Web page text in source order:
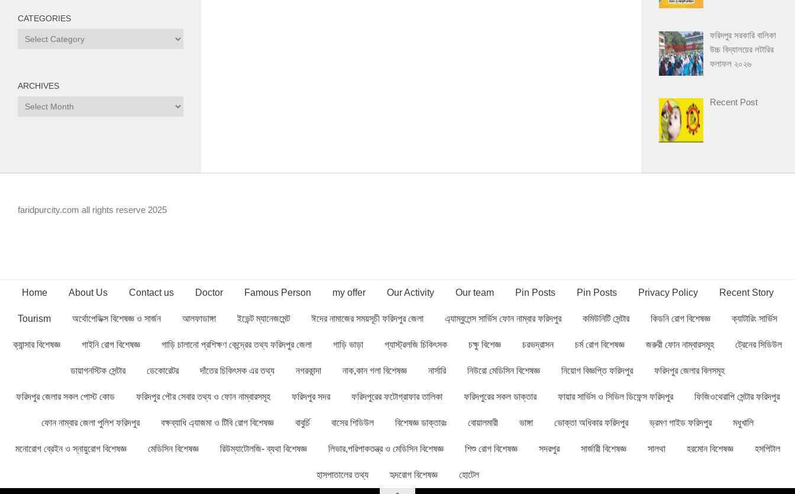
CATEGORIES
Categories
ARCHIVES
Archives
ফরিদপুর সরকারি বালিকা
উচ্চ বিদ্যালয়ের লটারির
ফলাফল ২০২৬
Recent Post
faridpurcity.com all rights reserve 2025
Home About Us Contact us Doctor Famous Person my offer Our Activity Our team Pin Posts Pin Posts Privacy Policy Recent Story
Tourism অর্থোপেডিক্স বিশেষজ্ঞ ও সার্জন আলফাডাঙ্গা ইভেন্ট ম্যানেজমেন্ট ঈদের নামাজের সময়সূচী ফরিদপুর জেলা এ্যাম্বুলেন্স সার্ভিস ফোন নাম্বার ফরিদপুর কমিউনিটি সেন্টার কিডনি রোগ বিশেষজ্ঞ ক্যাটারিং সার্ভিস
ক্যান্সার বিশেষজ্ঞ গাইনি রোগ বিশেষজ্ঞ গাড়ি চালানো প্রশিক্ষণ কেন্দ্রের তথ্য ফরিদপুর জেলা গাড়ি ভাড়া গ্যাস্ট্রলজি চিকিৎসক চক্ষু বিশেজ্ঞ চরভদ্রাসন চর্ম রোগ বিশেষজ্ঞ জরুরী ফোন নাম্বারসমূহ ট্রেনের সিডিউল
ডায়াগনস্টিক সেন্টার ডেকোরেটর দাঁতের চিকিৎসক এর তথ্য নগরকান্দা নাক,কান গলা বিশেষজ্ঞ নার্সারি নিউরো মেডিসিন বিশেষজ্ঞ নিয়োগ বিজ্ঞপ্তি ফরিদপুর ফরিদপুর জেলার বিলসমূহ
ফরিদপুর জেলার সকল পোস্ট কোড ফরিদপুর পৌর সেবার তথ্য ও ফোন নাম্বারসমূহ ফরিদপুর সদর ফরিদপুরের ফটোগ্রাফার তালিকা ফরিদপুরের সকল ডাক্তার ফায়ার সার্ভিস ও সিভিল ডিফেন্স ফরিদপুর ফিজিওথেরাপি সেন্টার ফরিদপুর
ফোন নাম্বার জেলা পুলিশ ফরিদপুর বক্ষব্যাধি এ্যাজমা ও টিবি রোগ বিশেষজ্ঞ বাবুর্চি বাসের শিডিউল বিশেষজ্ঞ ডাক্তারঃ বোয়ালমারী ভাঙ্গা ভোক্তা অধিকার ফরিদপুর ভ্রমণ গাইড ফরিদপুর মধুখালি
মনোরোগ ব্রেইন ও স্নায়ুরোগ বিশেষজ্ঞ মেডিসিন বিশেষজ্ঞ রিউম্যাটোলজি- ব্যথা বিশেষজ্ঞ লিভার,পরিপাকতন্ত্র ও মেডিসিন বিশেষজ্ঞ শিশু রোগ বিশেষজ্ঞ সদরপুর সার্জারী বিশেষজ্ঞ সালথা হরমোন বিশেষজ্ঞ হসপিটাল
হাসপাতালের তথ্য হৃদরোগ বিশেষজ্ঞ হোটেল